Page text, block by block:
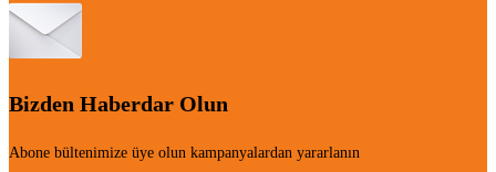
Bizden Haberdar Olun
Abone bültenimize üye olun kampanyalardan yararlanın